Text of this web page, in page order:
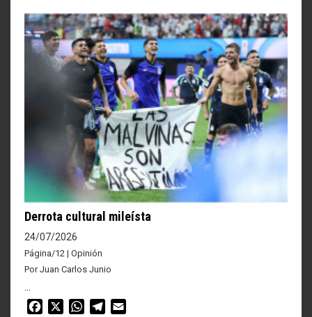
Derrota cultural mileísta
24/07/2026
Página/12 | Opinión
Por Juan Carlos Junio
...
Facebook WhatsAppTelegram